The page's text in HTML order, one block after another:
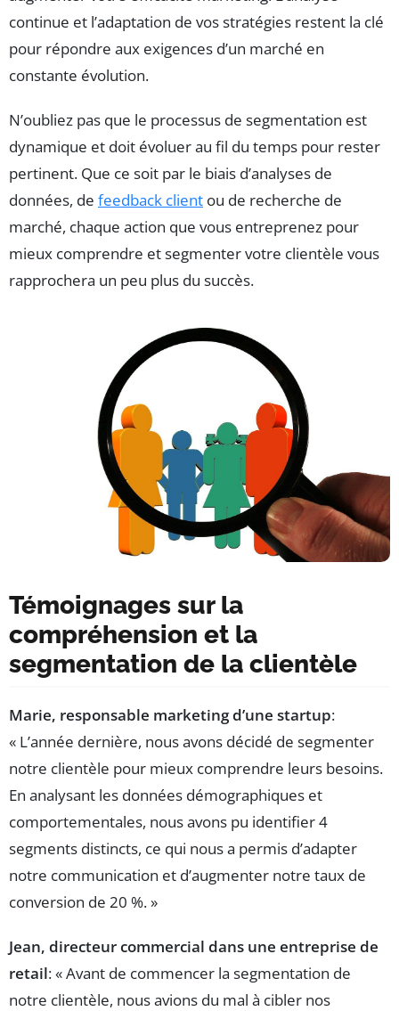
continue et l’adaptation de vos stratégies restent la clé
pour répondre aux exigences d’un marché en
constante évolution.
N’oubliez pas que le processus de segmentation est
dynamique et doit évoluer au fil du temps pour rester
pertinent. Que ce soit par le biais d’analyses de
données, de feedback client ou de recherche de
marché, chaque action que vous entreprenez pour
mieux comprendre et segmenter votre clientèle vous
rapprochera un peu plus du succès.
Témoignages sur la
compréhension et la
segmentation de la clientèle
Marie, responsable marketing d’une startup:
« L’année dernière, nous avons décidé de segmenter
notre clientèle pour mieux comprendre leurs besoins.
En analysant les données démographiques et
comportementales, nous avons pu identifier 4
segments distincts, ce qui nous a permis d’adapter
notre communication et d’augmenter notre taux de
conversion de 20 %. »
Jean, directeur commercial dans une entreprise de
retail: « Avant de commencer la segmentation de
notre clientèle, nous avions du mal à cibler nos